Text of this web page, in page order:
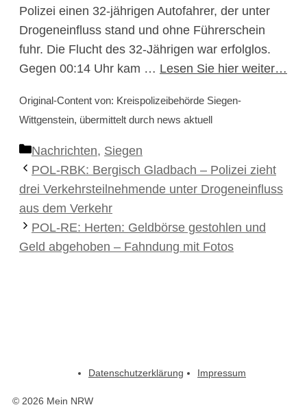
ohne Führerschein –
#polsiwi
16. Januar 2025
Polizei einen 32-jährigen Autofahrer, der unter
Drogeneinfluss stand und ohne Führerschein
fuhr. Die Flucht des 32-Jährigen war erfolglos.
Gegen 00:14 Uhr kam … Lesen Sie hier weiter…
Original-Content von: Kreispolizeibehörde Siegen-
Wittgenstein, übermittelt durch news aktuell
Kategorien
Nachrichten, Siegen
POL-RBK: Bergisch Gladbach – Polizei zieht
drei Verkehrsteilnehmende unter Drogeneinfluss
aus dem Verkehr
POL-RE: Herten: Geldbörse gestohlen und
Geld abgehoben – Fahndung mit Fotos
Datenschutzerklärung Impressum
© 2026 Mein NRW